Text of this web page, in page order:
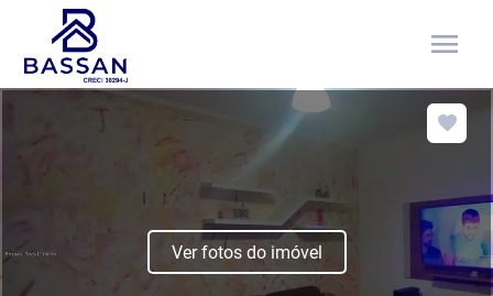
menu
Ver fotos do imóvel